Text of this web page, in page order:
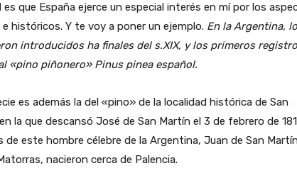
es que España ejerce un especial interés en mí por los
históricos. Y te voy a poner un ejemplo. En la Argentina,
introducidos ha finales del s.XIX, y los primeros
«pino piñonero» Pinus pinea español.
es además la del «pino» de la localidad histórica de San
la que descansó José de San Martín el 3 de febrero de
de este hombre célebre de la Argentina, Juan de San
nacieron cerca de Palencia.